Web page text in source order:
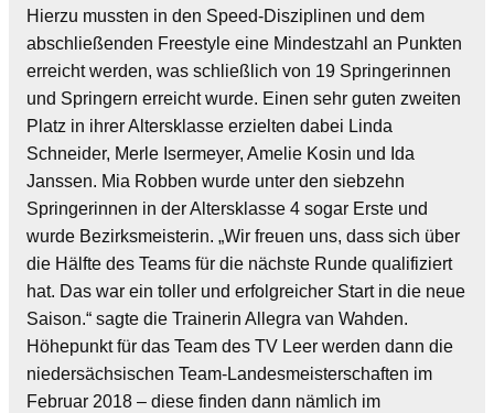
Hierzu mussten in den Speed-Disziplinen und dem
abschließenden Freestyle eine Mindestzahl an Punkten
erreicht werden, was schließlich von 19 Springerinnen
und Springern erreicht wurde. Einen sehr guten zweiten
Platz in ihrer Altersklasse erzielten dabei Linda
Schneider, Merle Isermeyer, Amelie Kosin und Ida
Janssen. Mia Robben wurde unter den siebzehn
Springerinnen in der Altersklasse 4 sogar Erste und
wurde Bezirksmeisterin. „Wir freuen uns, dass sich über
die Hälfte des Teams für die nächste Runde qualifiziert
hat. Das war ein toller und erfolgreicher Start in die neue
Saison.“ sagte die Trainerin Allegra van Wahden.
Höhepunkt für das Team des TV Leer werden dann die
niedersächsischen Team-Landesmeisterschaften im
Februar 2018 – diese finden dann nämlich im